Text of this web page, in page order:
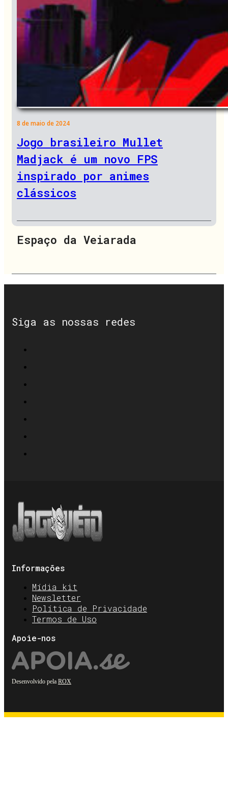
8 de maio de 2024
Jogo brasileiro Mullet
Madjack é um novo FPS
inspirado por animes
clássicos
Espaço da Veiarada
Siga as nossas redes
Informações
Mídia kit
Newsletter
Política de Privacidade
Termos de Uso
Apoie-nos
Desenvolvido pela ROX